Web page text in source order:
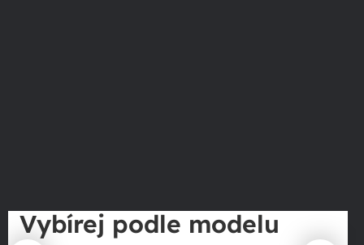
Vybírej podle modelu